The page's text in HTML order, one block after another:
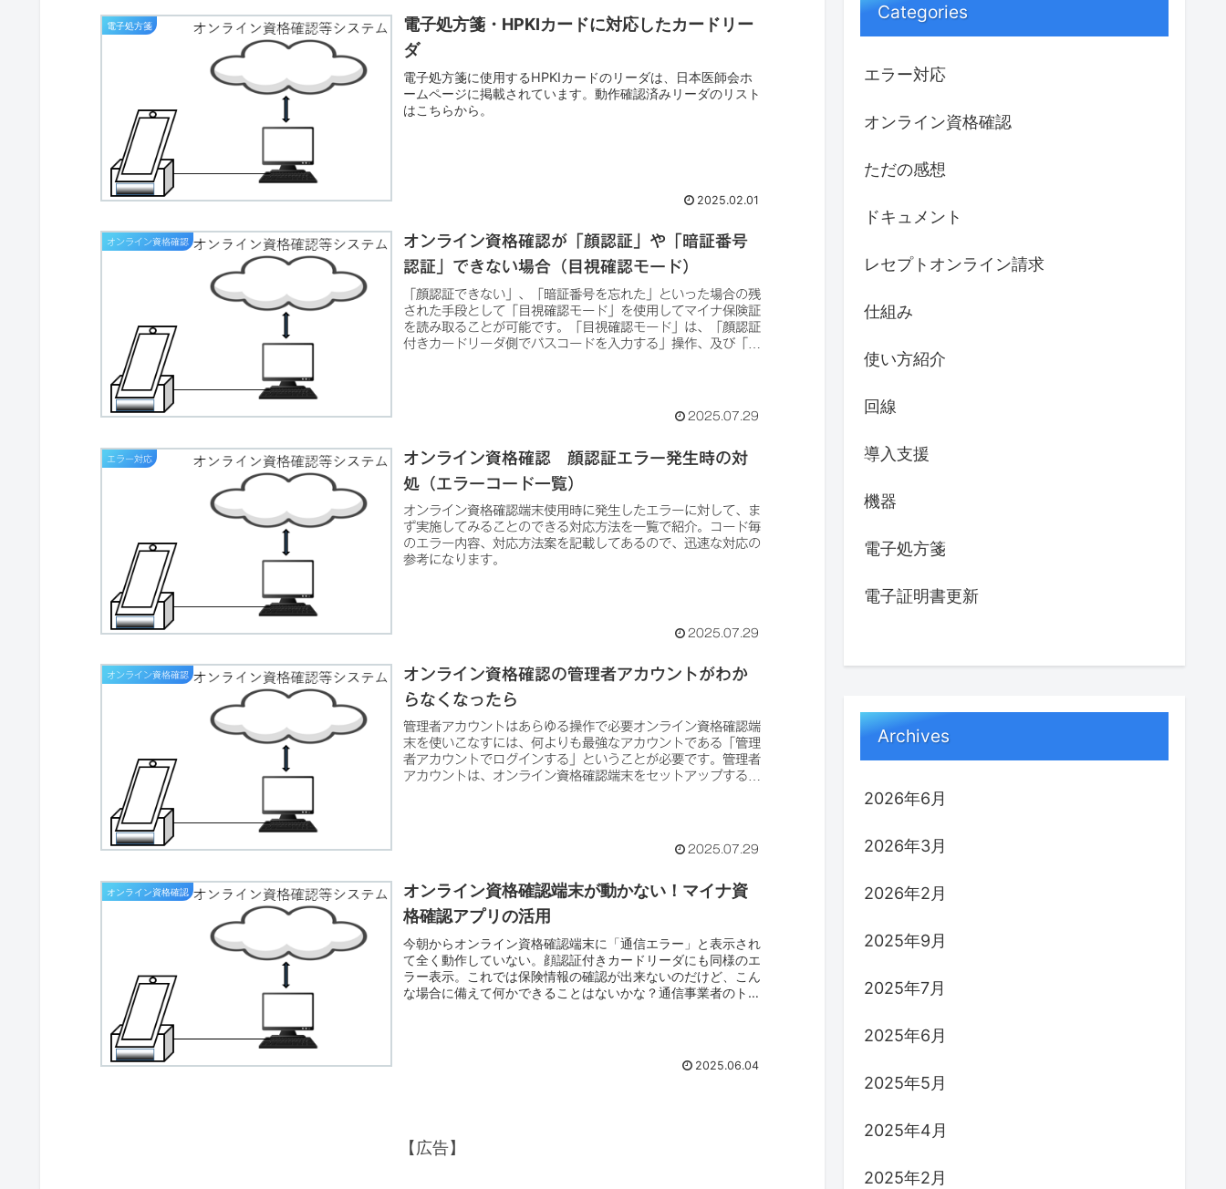
電子処方箋
電子処方箋・HPKIカードに対応したカードリー
ダ
電子処方箋に使用するHPKIカードのリーダは、日本医師会ホ
ームページに掲載されています。動作確認済みリーダのリスト
はこちらから。
2025.02.01
オンライン資格確認
オンライン資格確認が「顔認証」や「暗証番号
認証」できない場合（目視確認モード）
「顔認証できない」、「暗証番号を忘れた」といった場合の残
された手段として「目視確認モード」を使用してマイナ保険証
を読み取ることが可能です。「目視確認モード」は、「顔認証
付きカードリーダ側でパスコードを入力する」操作、及び「オ
2025.07.29
エラー対応
オンライン資格確認 顔認証エラー発生時の対
処（エラーコード一覧）
オンライン資格確認端末使用時に発生したエラーに対して、ま
ず実施してみることのできる対応方法を一覧で紹介。コード毎
のエラー内容、対応方法案を記載してあるので、迅速な対応の
参考になります。
2025.07.29
オンライン資格確認
オンライン資格確認の管理者アカウントがわか
らなくなったら
管理者アカウントはあらゆる操作で必要オンライン資格確認端
末を使いこなすには、何よりも最強なアカウントである「管理
者アカウントでログインする」ということが必要です。管理者
アカウントは、オンライン資格確認端末をセットアップする際
2025.07.29
オンライン資格確認
オンライン資格確認端末が動かない！マイナ資
格確認アプリの活用
今朝からオンライン資格確認端末に「通信エラー」と表示され
て全く動作していない。顔認証付きカードリーダにも同様のエ
ラー表示。これでは保険情報の確認が出来ないのだけど、こん
な場合に備えて何かできることはないかな？通信事業者のトラ
2025.06.04
【広告】
Categories
エラー対応
オンライン資格確認
ただの感想
ドキュメント
レセプトオンライン請求
仕組み
使い方紹介
回線
導入支援
機器
電子処方箋
電子証明書更新
Archives
2026年6月
2026年3月
2026年2月
2025年9月
2025年7月
2025年6月
2025年5月
2025年4月
2025年2月